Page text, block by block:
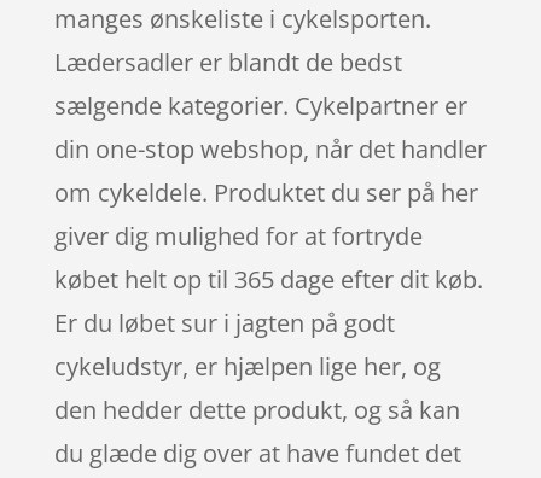
manges ønskeliste i cykelsporten.
Lædersadler er blandt de bedst
sælgende kategorier. Cykelpartner er
din one-stop webshop, når det handler
om cykeldele. Produktet du ser på her
giver dig mulighed for at fortryde
købet helt op til 365 dage efter dit køb.
Er du løbet sur i jagten på godt
cykeludstyr, er hjælpen lige her, og
den hedder dette produkt, og så kan
du glæde dig over at have fundet det